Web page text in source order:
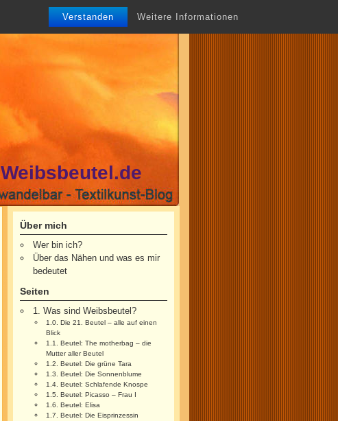
Verstanden Weitere Informationen
Weibsbeutel.de
Über mich
Wer bin ich?
Über das Nähen und was es mir
bedeutet
Seiten
1. Was sind Weibsbeutel?
1.0. Die 21. Beutel – alle auf einen
Blick
1.1. Beutel: The motherbag – die
Mutter aller Beutel
1.2. Beutel: Die grüne Tara
1.3. Beutel: Die Sonnenblume
1.4. Beutel: Schlafende Knospe
1.5. Beutel: Picasso – Frau I
1.6. Beutel: Elisa
1.7. Beutel: Die Eisprinzessin